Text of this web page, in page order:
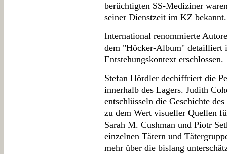
berüchtigten SS-Mediziner
seiner Dienstzeit im KZ bekannt.
International renommierte
dem "Höcker-Album" detailliert
Entstehungskontext erschlossen.
Stefan Hördler dechiffriert die
innerhalb des Lagers. Judith
entschlüsseln die Geschichte
zu dem Wert visueller Quellen
Sarah M. Cushman und Piotr
einzelnen Tätern und
mehr über die bislang